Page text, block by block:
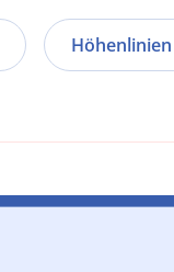
Höhenlinien